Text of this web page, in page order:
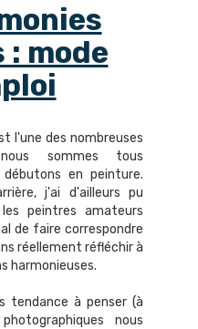
: mode
l'une des nombreuses
sommes tous
en peinture.
j'ai d'ailleurs pu
peintres amateurs
de faire correspondre
réellement réfléchir à
harmonieuses.
tendance à penser (à
nous